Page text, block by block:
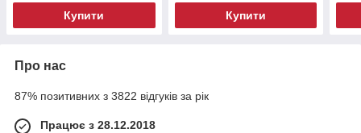
Купити Купити
Про нас
87% позитивних з 3822 відгуків за рік
Працює з 28.12.2018